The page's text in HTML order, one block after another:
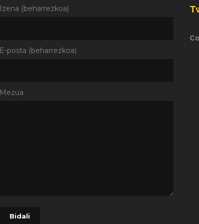
Izena (beharrezkoa)
E-posta (beharrezkoa)
Mezua